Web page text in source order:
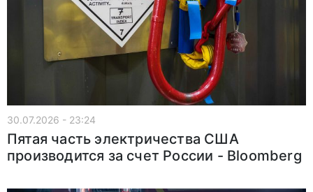
30.07.2026 - 23:24
Пятая часть электричества США
производится за счет России - Bloomberg